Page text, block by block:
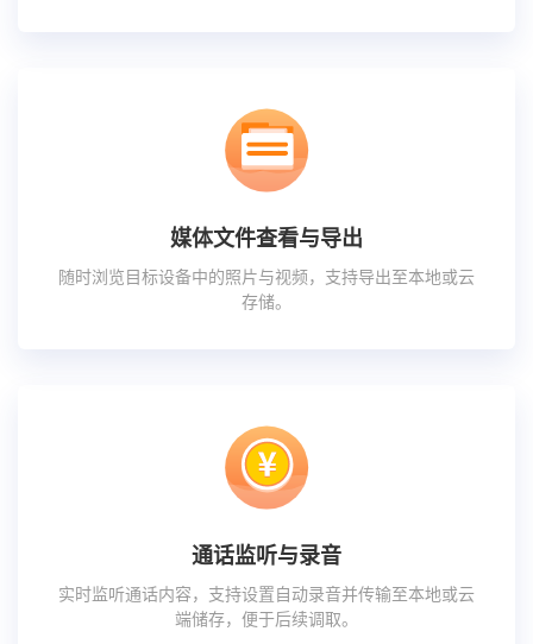
媒体文件查看与导出
随时浏览目标设备中的照片与视频，支持导出至本地或云
存储。
通话监听与录音
实时监听通话内容，支持设置自动录音并传输至本地或云
端储存，便于后续调取。